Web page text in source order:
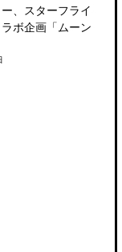
、スターフライ
ボ企画「ムーン